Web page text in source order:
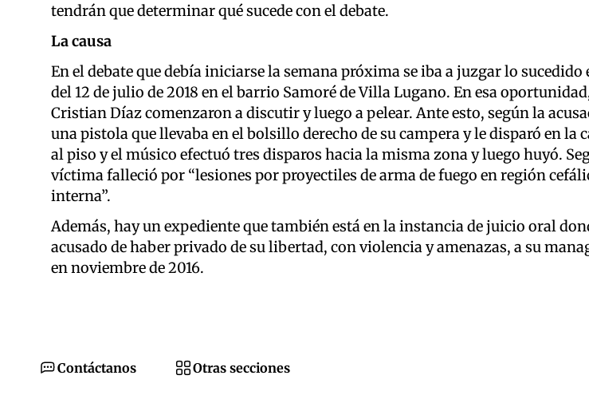
tendrán que determinar qué sucede con el debate.
La causa
En el debate que debía iniciarse la semana próxima se iba a juzgar lo sucedido
del 12 de julio de 2018 en el barrio Samoré de Villa Lugano. En esa
Cristian Díaz comenzaron a discutir y luego a pelear. Ante esto, según la
una pistola que llevaba en el bolsillo derecho de su campera y le disparó en la
al piso y el músico efectuó tres disparos hacia la misma zona y luego huyó.
víctima falleció por “lesiones por proyectiles de arma de fuego en región
interna”.
Además, hay un expediente que también está en la instancia de juicio oral
acusado de haber privado de su libertad, con violencia y amenazas, a su
en noviembre de 2016.
Contáctanos Otras secciones